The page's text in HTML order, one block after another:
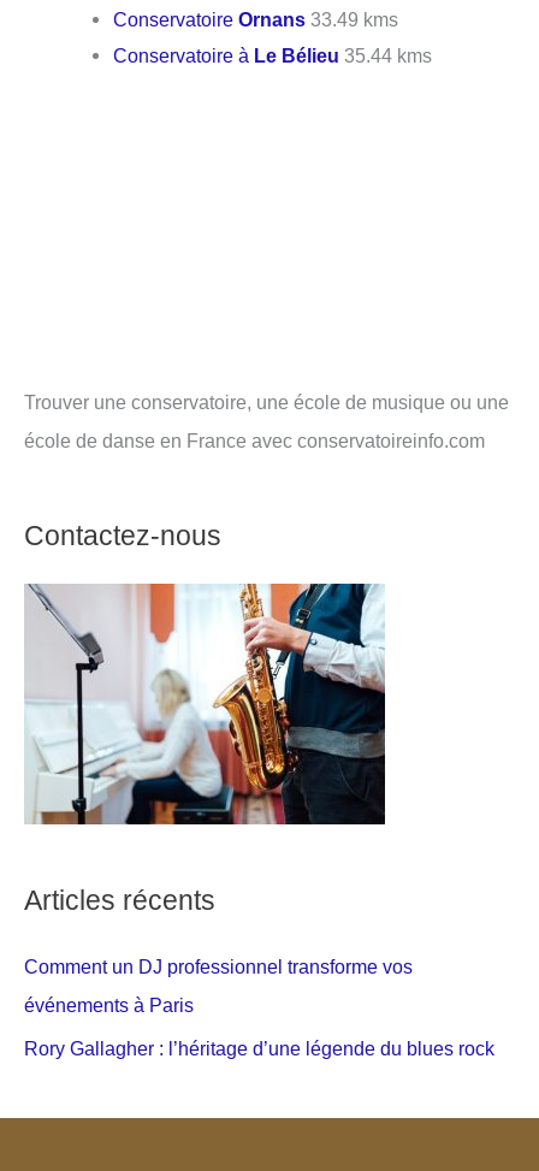
ConservatoireOrnans 33.49 kms
Conservatoire à Le Bélieu 35.44 kms
Trouver une conservatoire, une école de musique ou une
école de danse en France avec conservatoireinfo.com
Contactez-nous
Articles récents
Comment un DJ professionnel transforme vos
événements à Paris
Rory Gallagher : l’héritage d’une légende du blues rock